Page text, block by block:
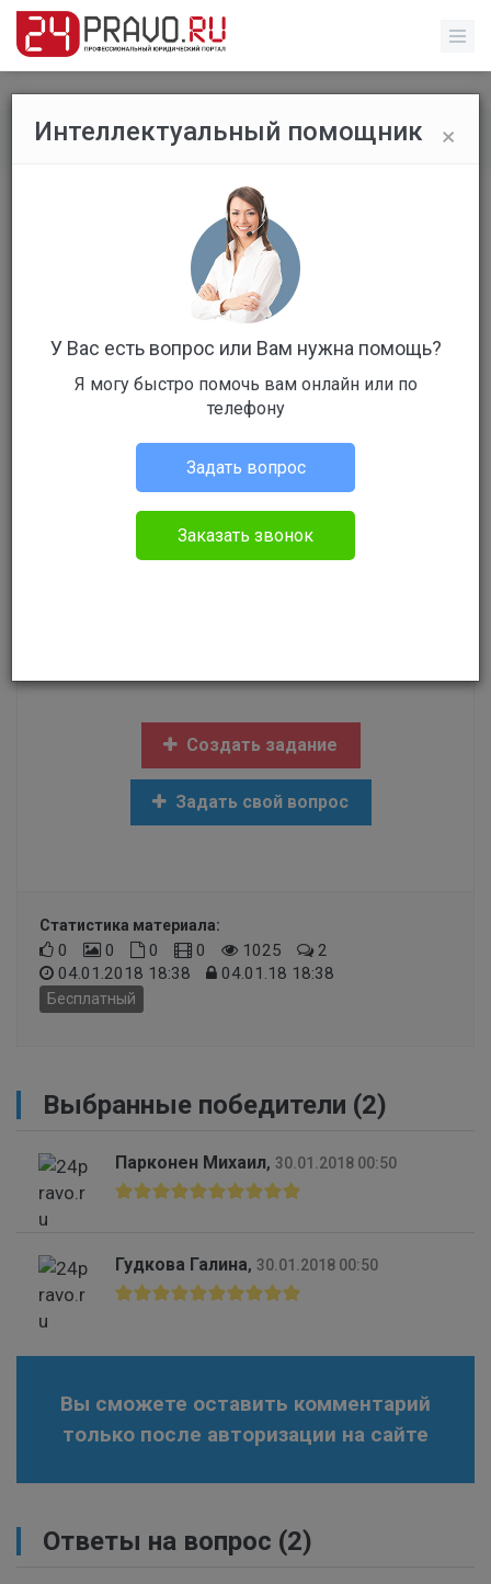
Все вопросы / Прочее
о льготной пенсии
Вопрос уже решен
Здравствуйте. Работаю учителем начальных
Создать задание
Задать свой вопрос
Статистика материала:
0 0 0 0 1025
2
04.01.2018 18:38
04.01.18 18:38
Бесплатный
Выбранные победители (2)
Парконен Михаил, 30.01.2018 00:50
Гудкова Галина, 30.01.2018 00:50
Вы сможете оставить комментарий
только после авторизации на сайте
Ответы на вопрос (2)
×
Интеллектуальный помощник
У Вас есть вопрос или Вам нужна помощь?
Я могу быстро помочь вам онлайн или по
телефону
Задать вопрос
Заказать звонок